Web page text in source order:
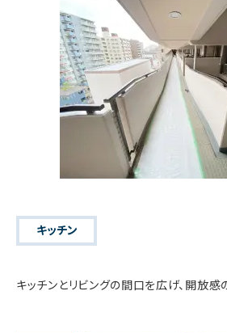
キッチン
キッチンとリビングの間口を広げ、開放感